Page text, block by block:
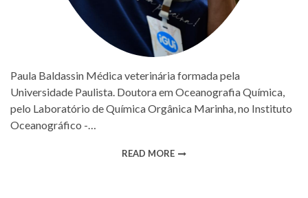
Paula Baldassin Médica veterinária formada pela
Universidade Paulista. Doutora em Oceanografia Química,
pelo Laboratório de Química Orgânica Marinha, no Instituto
Oceanográfico -…
READ MORE